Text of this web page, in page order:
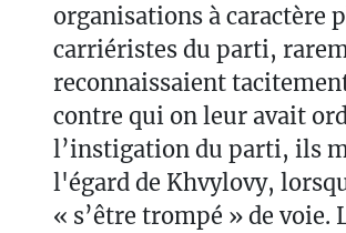
organisations à caractère
carriéristes du parti,
reconnaissaient
contre qui on leur avait
l’instigation du parti, ils
l'égard de Khvylovy,
« s’être trompé » de